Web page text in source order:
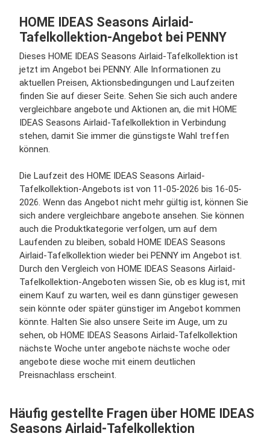
HOME IDEAS Seasons Airlaid-
Tafelkollektion-Angebot bei PENNY
Dieses HOME IDEAS Seasons Airlaid-Tafelkollektion ist
jetzt im Angebot bei PENNY. Alle Informationen zu
aktuellen Preisen, Aktionsbedingungen und Laufzeiten
finden Sie auf dieser Seite. Sehen Sie sich auch andere
vergleichbare angebote und Aktionen an, die mit HOME
IDEAS Seasons Airlaid-Tafelkollektion in Verbindung
stehen, damit Sie immer die günstigste Wahl treffen
können.
Die Laufzeit des HOME IDEAS Seasons Airlaid-
Tafelkollektion-Angebots ist von 11-05-2026 bis 16-05-
2026. Wenn das Angebot nicht mehr gültig ist, können Sie
sich andere vergleichbare angebote ansehen. Sie können
auch die Produktkategorie verfolgen, um auf dem
Laufenden zu bleiben, sobald HOME IDEAS Seasons
Airlaid-Tafelkollektion wieder bei PENNY im Angebot ist.
Durch den Vergleich von HOME IDEAS Seasons Airlaid-
Tafelkollektion-Angeboten wissen Sie, ob es klug ist, mit
einem Kauf zu warten, weil es dann günstiger gewesen
sein könnte oder später günstiger im Angebot kommen
könnte. Halten Sie also unsere Seite im Auge, um zu
sehen, ob HOME IDEAS Seasons Airlaid-Tafelkollektion
nächste Woche unter angebote nächste woche oder
angebote diese woche mit einem deutlichen
Preisnachlass erscheint.
Häufig gestellte Fragen über HOME IDEAS
Seasons Airlaid-Tafelkollektion